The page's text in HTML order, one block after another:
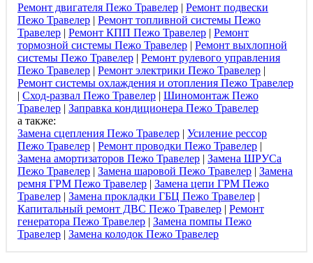
Ремонт двигателя Пежо Травелер | Ремонт подвески
Пежо Травелер | Ремонт топливной системы Пежо
Травелер | Ремонт КПП Пежо Травелер | Ремонт
тормозной системы Пежо Травелер | Ремонт выхлопной
системы Пежо Травелер | Ремонт рулевого управления
Пежо Травелер | Ремонт электрики Пежо Травелер |
Ремонт системы охлаждения и отопления Пежо Травелер
| Сход-развал Пежо Травелер | Шиномонтаж Пежо
Травелер | Заправка кондиционера Пежо Травелер
а также:
Замена сцепления Пежо Травелер | Усиление рессор
Пежо Травелер | Ремонт проводки Пежо Травелер |
Замена амортизаторов Пежо Травелер | Замена ШРУСа
Пежо Травелер | Замена шаровой Пежо Травелер | Замена
ремня ГРМ Пежо Травелер | Замена цепи ГРМ Пежо
Травелер | Замена прокладки ГБЦ Пежо Травелер |
Капитальный ремонт ДВС Пежо Травелер | Ремонт
генератора Пежо Травелер | Замена помпы Пежо
Травелер | Замена колодок Пежо Травелер